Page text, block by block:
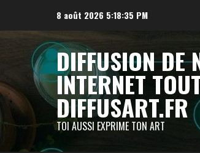
contenu
8 août 2026 5:18:37 PM
DIFFUSION DE
INTERNET
DIFFUSART.FR
TOI AUSSI EXPRIME TON ART